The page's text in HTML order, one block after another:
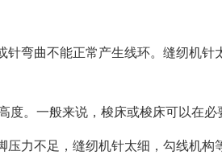
弯曲不能正常产生线环。缝纫机针
。一般来说，梭床或梭床可以在必
力不足，缝纫机针太细，勾线机构